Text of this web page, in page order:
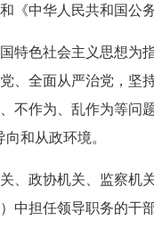
《中华人民共和国公
色社会主义思想为
、全面从严治党，坚
不作为、乱作为等问
和从政环境。
政协机关、监察机
中担任领导职务的干